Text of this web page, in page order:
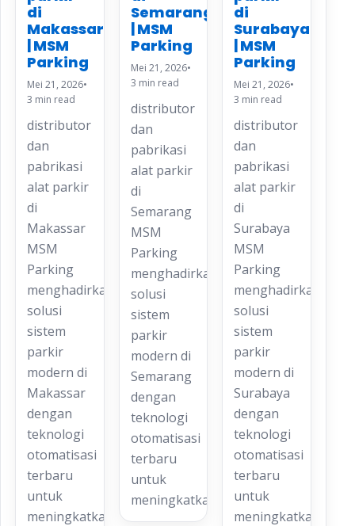
di
Makassar
| MSM
Parking
Mei 21, 2026•
3 min read
distributor
dan
pabrikasi
alat parkir
di
Makassar
MSM
Parking
menghadirkan
solusi
sistem
parkir
modern di
Makassar
dengan
teknologi
otomatisasi
terbaru
untuk
meningkatkan…
Semarang
| MSM
Parking
Mei 21, 2026•
3 min read
distributor
dan
pabrikasi
alat parkir
di
Semarang
MSM
Parking
menghadirkan
solusi
sistem
parkir
modern di
Semarang
dengan
teknologi
otomatisasi
terbaru
untuk
meningkatkan…
di
Surabaya
| MSM
Parking
Mei 21, 2026•
3 min read
distributor
dan
pabrikasi
alat parkir
di
Surabaya
MSM
Parking
menghadirkan
solusi
sistem
parkir
modern di
Surabaya
dengan
teknologi
otomatisasi
terbaru
untuk
meningkatkan…